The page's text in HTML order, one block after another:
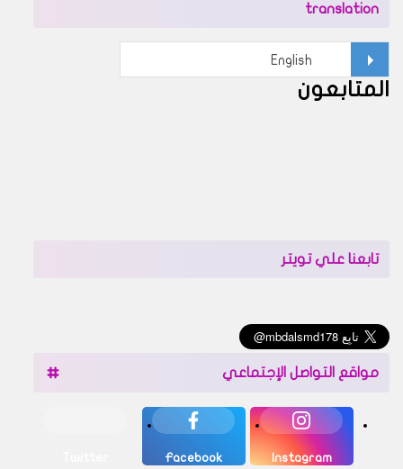
translation
المتابعون
تابعنا علي تويتر
مواقع التواصل الإجتماعي
Instagram
Facebook